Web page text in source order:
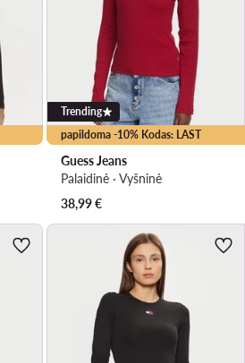
papildoma -10% Kodas: LAST
Trending
Guess Jeans
Palaidinė · Vyšninė
38,99€